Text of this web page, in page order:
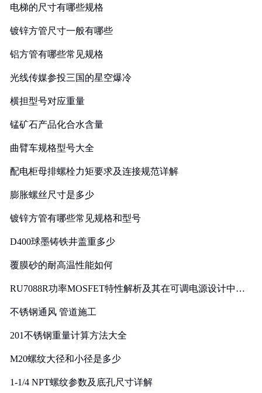
电梯的尺寸有哪些规格
镀锌方管尺寸一般有哪些
铝方管有哪些常见规格
光线传媒参投三国的星空爆冷
横担型号对应重量
锰矿石产品化合水含量
曲臂车规格型号大全
配电柜母排螺栓力矩要求及连接规范详解
膨胀螺丝尺寸是多少
镀锌方管有哪些常见规格和型号
D400球墨铸铁井盖重多少
覆膜砂的耐高温性能如何
RU7088R功率MOSFET特性解析及其在可调电源设计中的
不锈钢通风 管道施工
201不锈钢重量计算方法大全
M20螺纹大径和小径是多少
1-1/4 NPT螺纹参数及底孔尺寸详解